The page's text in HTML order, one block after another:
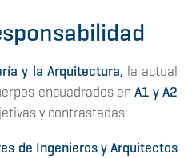
y la Arquitectura, la actual
encuadrados en A1 y A2
y contrastadas:
de Ingenieros y Arquitectos